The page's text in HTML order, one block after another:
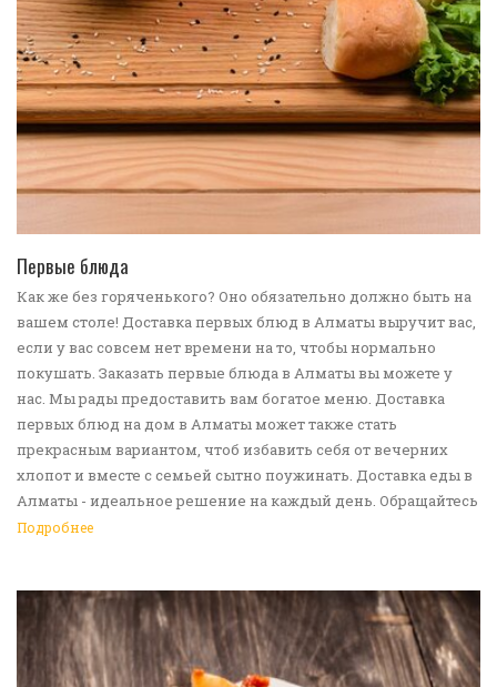
Первые блюда
Как же без горяченького? Оно обязательно должно быть на
вашем столе! Доставка первых блюд в Алматы выручит вас,
если у вас совсем нет времени на то, чтобы нормально
покушать. Заказать первые блюда в Алматы вы можете у
нас. Мы рады предоставить вам богатое меню. Доставка
первых блюд на дом в Алматы может также стать
прекрасным вариантом, чтоб избавить себя от вечерних
хлопот и вместе с семьей сытно поужинать. Доставка еды в
Алматы - идеальное решение на каждый день. Обращайтесь
к нам!
Подробнее